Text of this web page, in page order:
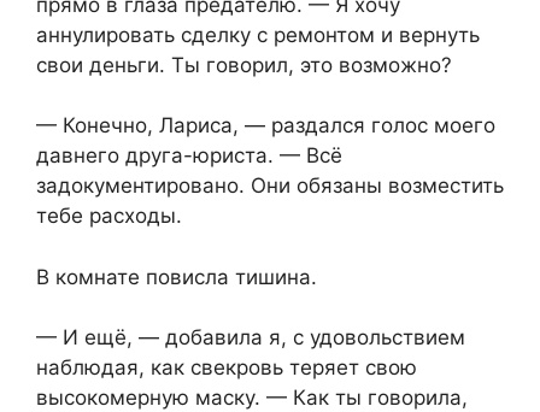
аннулировать сделку с ремонтом и вернуть
свои деньги. Ты говорил, это возможно?
— Конечно, Лариса, — раздался голос моего
давнего друга-юриста. — Всё
задокументировано. Они обязаны возместить
тебе расходы.
В комнате повисла тишина.
— И ещё, — добавила я, с удовольствием
наблюдая, как свекровь теряет свою
высокомерную маску. — Как ты говорила,